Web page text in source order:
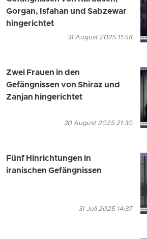
Gorgan, Isfahan und Sabzewar
hingerichtet
31 August 2025 11:58
Zwei Frauen in den
Gefängnissen von Shiraz und
Zanjan hingerichtet
30 August 2025 21:30
Fünf Hinrichtungen in
iranischen Gefängnissen
31 Juli 2025 14:37